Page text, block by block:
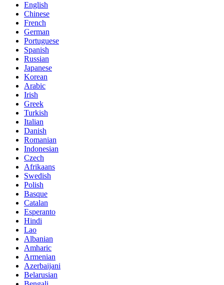
English
Chinese
French
German
Portuguese
Spanish
Russian
Japanese
Korean
Arabic
Irish
Greek
Turkish
Italian
Danish
Romanian
Indonesian
Czech
Afrikaans
Swedish
Polish
Basque
Catalan
Esperanto
Hindi
Lao
Albanian
Amharic
Armenian
Azerbaijani
Belarusian